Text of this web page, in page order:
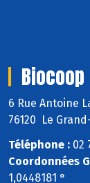
6 Rue Antoine
76120 Le
Téléphone : 02
Coordonnées
1,0448181 °